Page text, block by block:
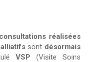
réalisées
sont désormais
VSP (Visite Soins